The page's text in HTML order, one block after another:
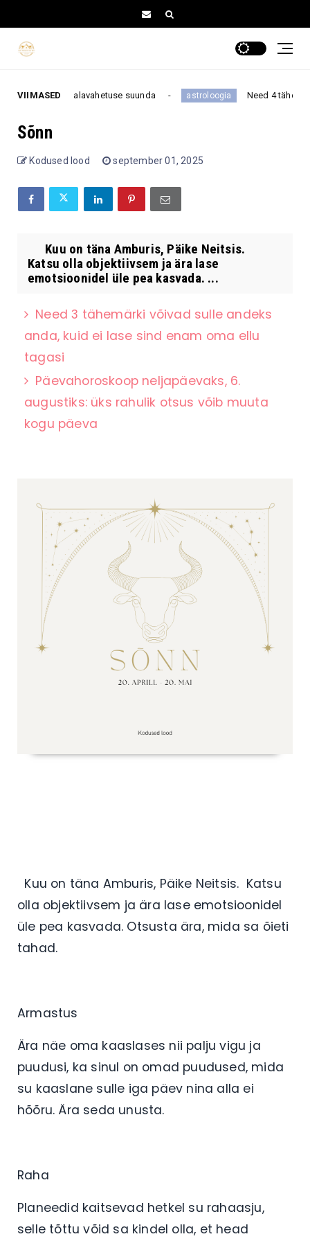
VIIMASED
kogu nädalavahetuse suunda astroloogia Need 4 tähemärki
Sõnn
Kodused lood september 01, 2025
Kuu on täna Amburis, Päike Neitsis.
Katsu olla objektiivsem ja ära lase
emotsioonidel üle pea kasvada. ...
Need 3 tähemärki võivad sulle andeks
anda, kuid ei lase sind enam oma ellu
tagasi
Päevahoroskoop neljapäevaks, 6.
augustiks: üks rahulik otsus võib muuta
kogu päeva
Kuu on täna Amburis, Päike Neitsis. Katsu
olla objektiivsem ja ära lase emotsioonidel
üle pea kasvada. Otsusta ära, mida sa õieti
tahad.
Armastus
Ära näe oma kaaslases nii palju vigu ja
puudusi, ka sinul on omad puudused, mida
su kaaslane sulle iga päev nina alla ei
hõõru. Ära seda unusta.
Raha
Planeedid kaitsevad hetkel su rahaasju,
selle tõttu võid sa kindel olla, et head